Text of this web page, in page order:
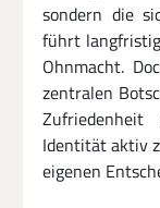
sondern die
führt
Ohnmacht.
zentralen
Identität aktiv
eigenen